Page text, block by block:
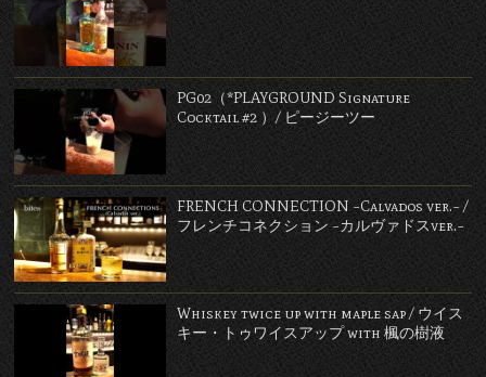
PG02（*PLAYGROUND Signature
Cocktail #2 ）/ ピージーツー
FRENCH CONNECTION ~Calvados ver.~ /
フレンチコネクション ~カルヴァドスver.~
Whiskey twice up with maple sap / ウイス
キー・トゥワイスアップ with 楓の樹液